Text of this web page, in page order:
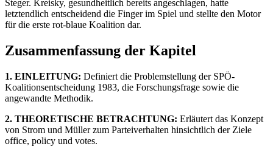
Steger. Kreisky, gesundheitlich bereits angeschlagen, hatte
letztendlich entscheidend die Finger im Spiel und stellte den Motor
für die erste rot-blaue Koalition dar.
Zusammenfassung der Kapitel
1. EINLEITUNG: Definiert die Problemstellung der SPÖ-
Koalitionsentscheidung 1983, die Forschungsfrage sowie die
angewandte Methodik.
2. THEORETISCHE BETRACHTUNG: Erläutert das Konzept
von Strom und Müller zum Parteiverhalten hinsichtlich der Ziele
office, policy und votes.